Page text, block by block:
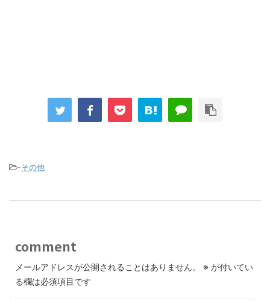
-その他
comment
メールアドレスが公開されることはありません。 ※ が付いてい
る欄は必須項目です